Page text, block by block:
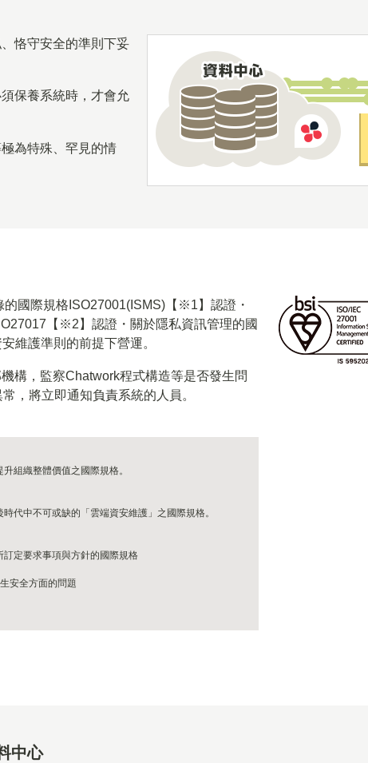
恪守安全的準則下妥
保養系統時，才會允
為特殊、罕見的情
國際規格ISO27001(ISMS)【※1】認證・
【※2】認證・關於隱私資訊管理的國
維護準則的前提下營運。
構，監察Chatwork程式構造等是否發生問
，將立即通知負責系統的人員。
組織整體價值之國際規格。
代中不可或缺的「雲端資安維護」之國際規格。
定要求事項與方針的國際規格
安全方面的問題
中心